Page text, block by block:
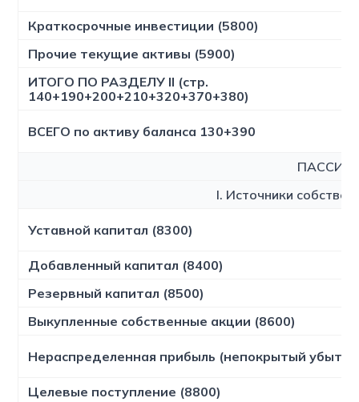
Краткосрочные инвестиции (5800)
Прочие текущие активы (5900)
ИТОГО ПО РАЗДЕЛУ II (стр.
140+190+200+210+320+370+380)
ВСЕГО по активу баланса 130+390
ПАССИВ
I. Источники
Уставной капитал (8300)
Добавленный капитал (8400)
Резервный капитал (8500)
Выкупленные собственные акции (8600)
Нераспределенная прибыль (непокрытый
Целевые поступление (8800)